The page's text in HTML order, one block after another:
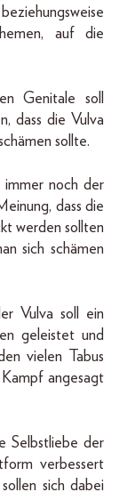
auf die
Genitale soll
dass die Vulva
sollte.
noch der
dass die
werden sollten
sich schämen
Vulva soll ein
geleistet und
vielen Tabus
angesagt
Selbstliebe der
verbessert
sich dabei